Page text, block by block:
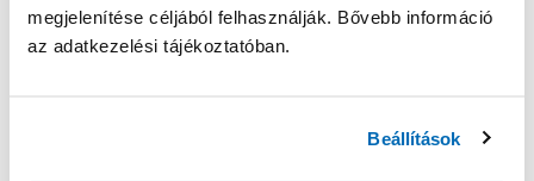
megjelenítése céljából felhasználják. Bővebb információ
az adatkezelési tájékoztatóban.
Beállítások